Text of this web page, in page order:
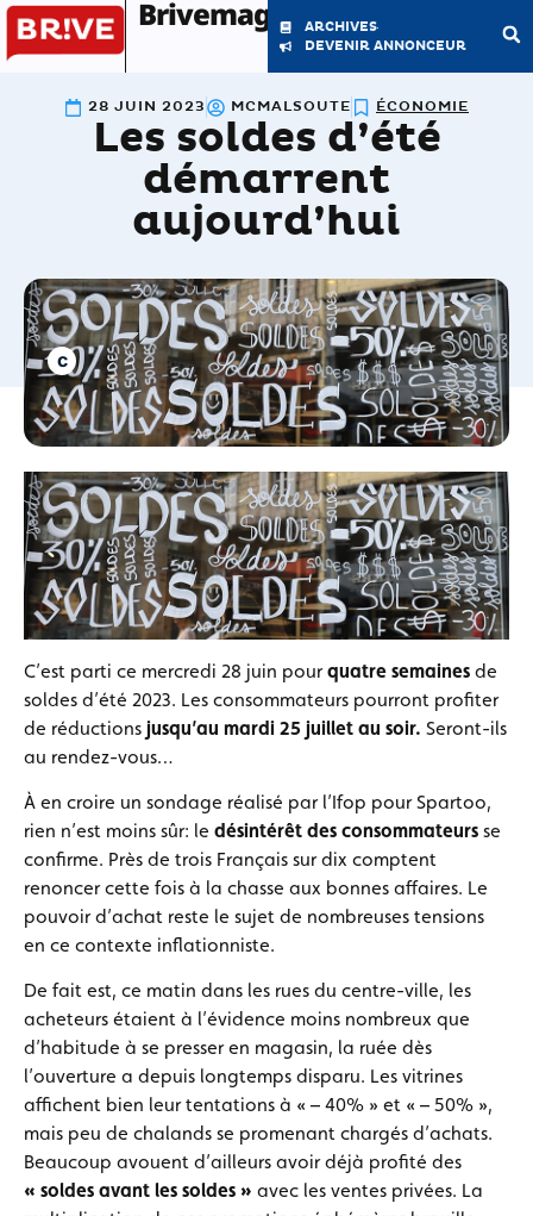
Brivemag'
ARCHIVES
DEVENIR ANNONCEUR
28 JUIN 2023 MCMALSOUTE ÉCONOMIE
Les soldes d’été
démarrent
aujourd’hui
C’est parti ce mercredi 28 juin pourquatre semaines de
soldes d’été 2023. Les consommateurs pourront profiter
de réductions jusqu’au mardi 25 juillet au soir. Seront-ils
au rendez-vous…
À en croire un sondage réalisé par l’Ifop pour Spartoo,
rien n’est moins sûr: le désintérêt des consommateurs se
confirme. Près de trois Français sur dix comptent
renoncer cette fois à la chasse aux bonnes affaires. Le
pouvoir d’achat reste le sujet de nombreuses tensions
en ce contexte inflationniste.
De fait est, ce matin dans les rues du centre-ville, les
acheteurs étaient à l’évidence moins nombreux que
d’habitude à se presser en magasin, la ruée dès
l’ouverture a depuis longtemps disparu. Les vitrines
affichent bien leur tentations à « – 40% » et « – 50% »,
mais peu de chalands se promenant chargés d’achats.
Beaucoup avouent d’ailleurs avoir déjà profité des
« soldes avant les soldes » avec les ventes privées. La